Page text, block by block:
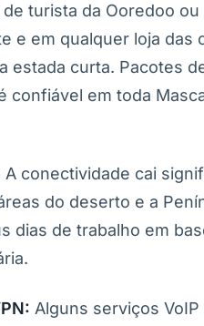
de turista da Ooredoo
e em qualquer loja
estada curta. Pacotes
confiável em toda
A conectividade cai
do deserto e a
dias de trabalho em
Alguns serviços